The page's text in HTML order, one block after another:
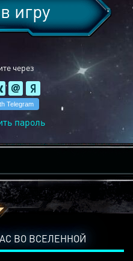
через
игру
пароль
ВО ВСЕЛЕННОЙ